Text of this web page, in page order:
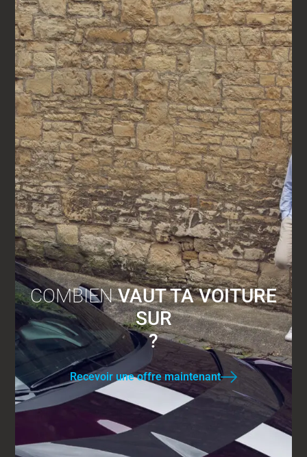
COMBIENVAUT TA VOITURE
SUR
?
Recevoir une offre maintenant